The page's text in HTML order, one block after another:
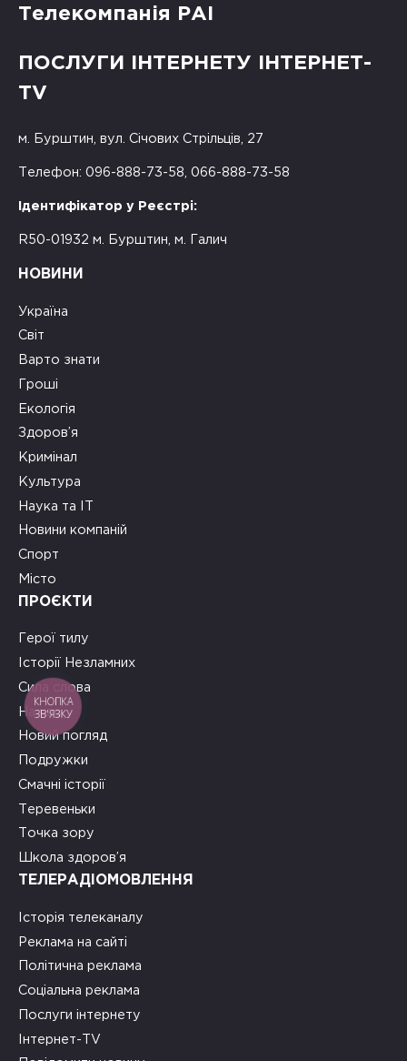
Телекомпанія РАІ
ПОСЛУГИ ІНТЕРНЕТУ ІНТЕРНЕТ-
TV
м. Бурштин, вул. Січових Стрільців, 27
Телефон: 096-888-73-58, 066-888-73-58
Ідентифікатор у Реєстрі:
R50-01932 м. Бурштин, м. Галич
НОВИНИ
Україна
Світ
Варто знати
Гроші
Екологія
Здоров’я
Кримінал
Культура
Наука та ІТ
Новини компаній
Спорт
Місто
ПРОЄКТИ
Герої тилу
Історії Незламних
Сила слова
На часі
Новий погляд
Подружки
Смачні історії
Теревеньки
Точка зору
Школа здоров’я
ТЕЛЕРАДІОМОВЛЕННЯ
Історія телеканалу
Реклама на сайті
Політична реклама
Соціальна реклама
Послуги інтернету
Інтернет-TV
КНОПКА
ЗВ'ЯЗКУ